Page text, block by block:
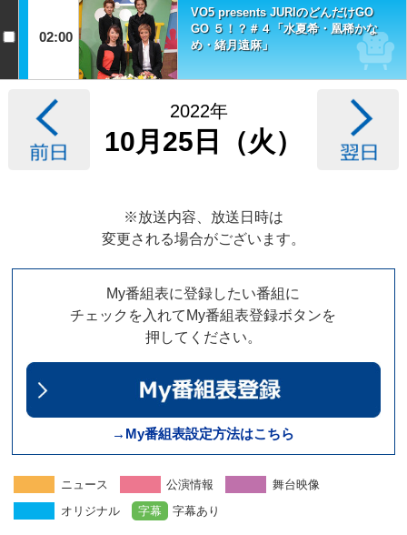
02:00
VO5 presents JURIのどんだけGO
GO ５！？＃４「水夏希・凰稀かな
め・緒月遠麻」
2022年
10月25日（火）
※放送内容、放送日時は
変更される場合がございます。
My番組表に登録したい番組に
チェックを入れてMy番組表登録ボタンを
押してください。
→My番組表設定方法はこちら
ニュース 公演情報
舞台映像
オリジナル
字幕 字幕あり